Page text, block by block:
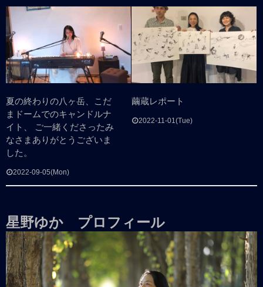
夏の終わりの八ヶ岳、こだ
まドームでのキャンドルナ
イト、 ご一緒くださったみ
なさまありがとうございま
した。
2022-09-05(Mon)
繭蔵レポート
2022-11-01(Tue)
星野ゆか プロフィール